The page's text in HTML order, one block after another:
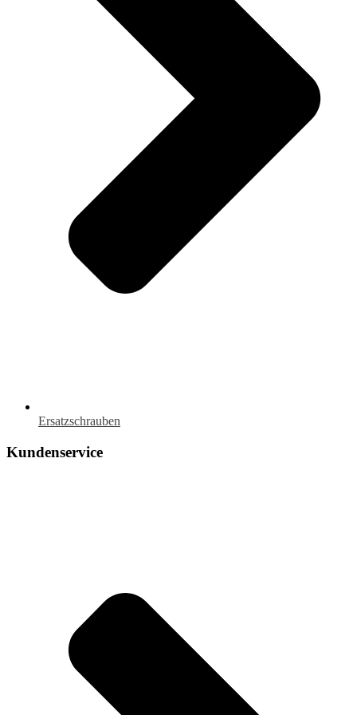
Ersatzschrauben
Kundenservice